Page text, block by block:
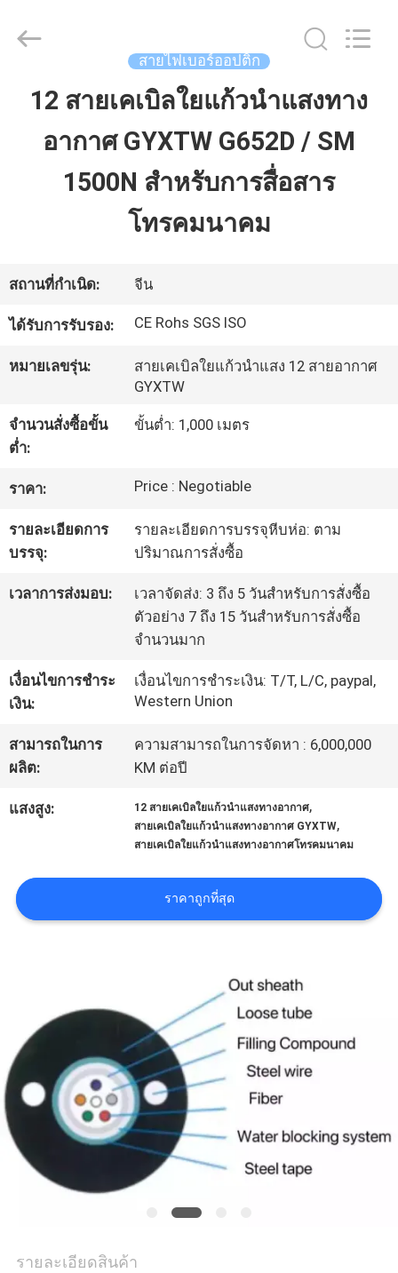
บ้าน
กับ
เรา
โรงงาน
ควบคุม
คุณภาพ
ติดต่อ
ข่าว
คดี
LSZH
optics.com.
สายไฟเบอร์ออปติก
12 สายเคเบิลใยแก้วนำแสงทาง
อากาศ GYXTW G652D / SM
1500N สำหรับการสื่อสาร
โทรคมนาคม
สถานที่กำเนิด: จีน
ได้รับการรับรอง: CE Rohs SGS ISO
หมายเลขรุ่น:
สายเคเบิลใยแก้วนำแสง 12 สายอากาศ
GYXTW
จำนวนสั่งซื้อขั้น
ต่ำ:
ขั้นต่ำ: 1,000 เมตร
ราคา: Price : Negotiable
รายละเอียดการ
บรรจุ:
รายละเอียดการบรรจุหีบห่อ: ตาม
ปริมาณการสั่งซื้อ
เวลาการส่งมอบ:
เวลาจัดส่ง: 3 ถึง 5 วันสำหรับการสั่งซื้อ
ตัวอย่าง 7 ถึง 15 วันสำหรับการสั่งซื้อ
จำนวนมาก
เงื่อนไขการชำระ
เงิน:
เงื่อนไขการชำระเงิน: T/T, L/C, paypal,
Western Union
สามารถในการ
ผลิต:
ความสามารถในการจัดหา : 6,000,000
KM ต่อปี
แสงสูง: 12 สายเคเบิลใยแก้วนำแสงทางอากาศ,
สายเคเบิลใยแก้วนำแสงทางอากาศ GYXTW,
สายเคเบิลใยแก้วนำแสงทางอากาศโทรคมนาคม
ราคาถูกที่สุด
รายละเอียดสินค้า